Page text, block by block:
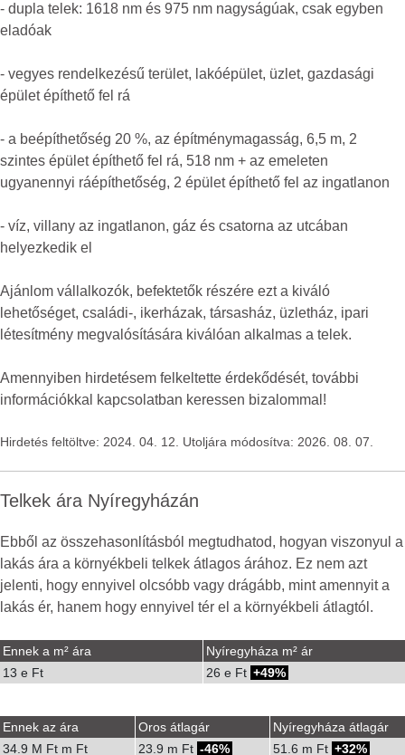
- dupla telek: 1618 nm és 975 nm nagyságúak, csak egyben
eladóak
- vegyes rendelkezésű terület, lakóépület, üzlet, gazdasági
épület építhető fel rá
- a beépíthetőség 20 %, az építménymagasság, 6,5 m, 2
szintes épület építhető fel rá, 518 nm + az emeleten
ugyanennyi ráépíthetőség, 2 épület építhető fel az ingatlanon
- víz, villany az ingatlanon, gáz és csatorna az utcában
helyezkedik el
Ajánlom vállalkozók, befektetők részére ezt a kiváló
lehetőséget, családi-, ikerházak, társasház, üzletház, ipari
létesítmény megvalósítására kiválóan alkalmas a telek.
Amennyiben hirdetésem felkeltette érdekődését, további
információkkal kapcsolatban keressen bizalommal!
Hirdetés feltöltve: 2024. 04. 12. Utoljára módosítva: 2026. 08. 07.
Telkek ára Nyíregyházán
Ebből az összehasonlításból megtudhatod, hogyan viszonyul a
lakás ára a környékbeli telkek átlagos árához. Ez nem azt
jelenti, hogy ennyivel olcsóbb vagy drágább, mint amennyit a
lakás ér, hanem hogy ennyivel tér el a környékbeli átlagtól.
Ennek a m² ára
Nyíregyháza m² ár
13 e Ft
26 e Ft 49%
Ennek az ára Oros átlagár
Nyíregyháza átlagár
34.9 M Ft m Ft
23.9 m Ft -46% 51.6 m Ft 32%